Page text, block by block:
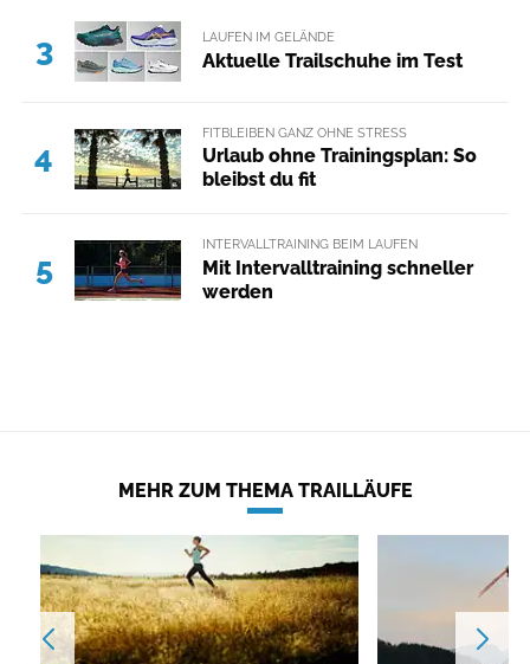
3 LAUFEN IM GELÄNDE
Aktuelle Trailschuhe im Test
4
FITBLEIBEN GANZ OHNE STRESS
Urlaub ohne Trainingsplan: So
bleibst du fit
5
INTERVALLTRAINING BEIM LAUFEN
Mit Intervalltraining schneller
werden
MEHR ZUM THEMA TRAILLÄUFE